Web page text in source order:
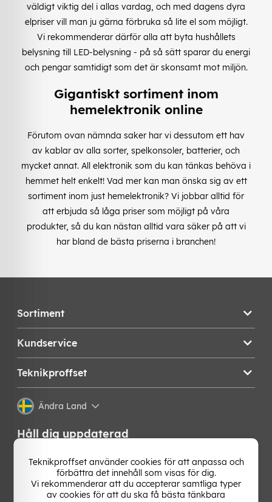
väldigt viktig del i allas vardag, och med dagens dyra
elpriser vill man ju gärna förbruka så lite el som möjligt.
Vi rekommenderar därför alla att byta hushållets
belysning till LED-belysning - på så sätt sparar du energi
och pengar samtidigt som det är skonsamt mot miljön.
Gigantiskt sortiment inom
hemelektronik online
Förutom ovan nämnda saker har vi dessutom ett hav
av kablar av alla sorter, spelkonsoler, batterier, och
mycket annat. All elektronik som du kan tänkas behöva i
hemmet helt enkelt! Vad mer kan man önska sig av ett
sortiment inom just hemelektronik? Vi jobbar alltid för
att erbjuda så låga priser som möjligt på våra
produkter, så du kan nästan alltid vara säker på att vi
har bland de bästa priserna i branchen!
Sortiment
Kundservice
Teknikproffset
Ändra Land
Håll dig uppdaterad
Få de senaste nyheterna, hetaste erbjudandena och
bästa tipsen från oss direkt i din mejlkorg. Signa upp på
vårt nyhetsbrev!
Teknikproffset använder cookies för att anpassa och
förbättra det innehåll som visas för dig.
Vi rekommenderar att du accepterar samtliga typer
av cookies för att du ska få bästa tänkbara